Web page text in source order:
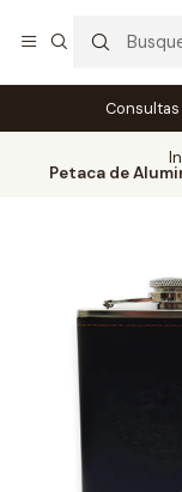
Consultas
Petaca de